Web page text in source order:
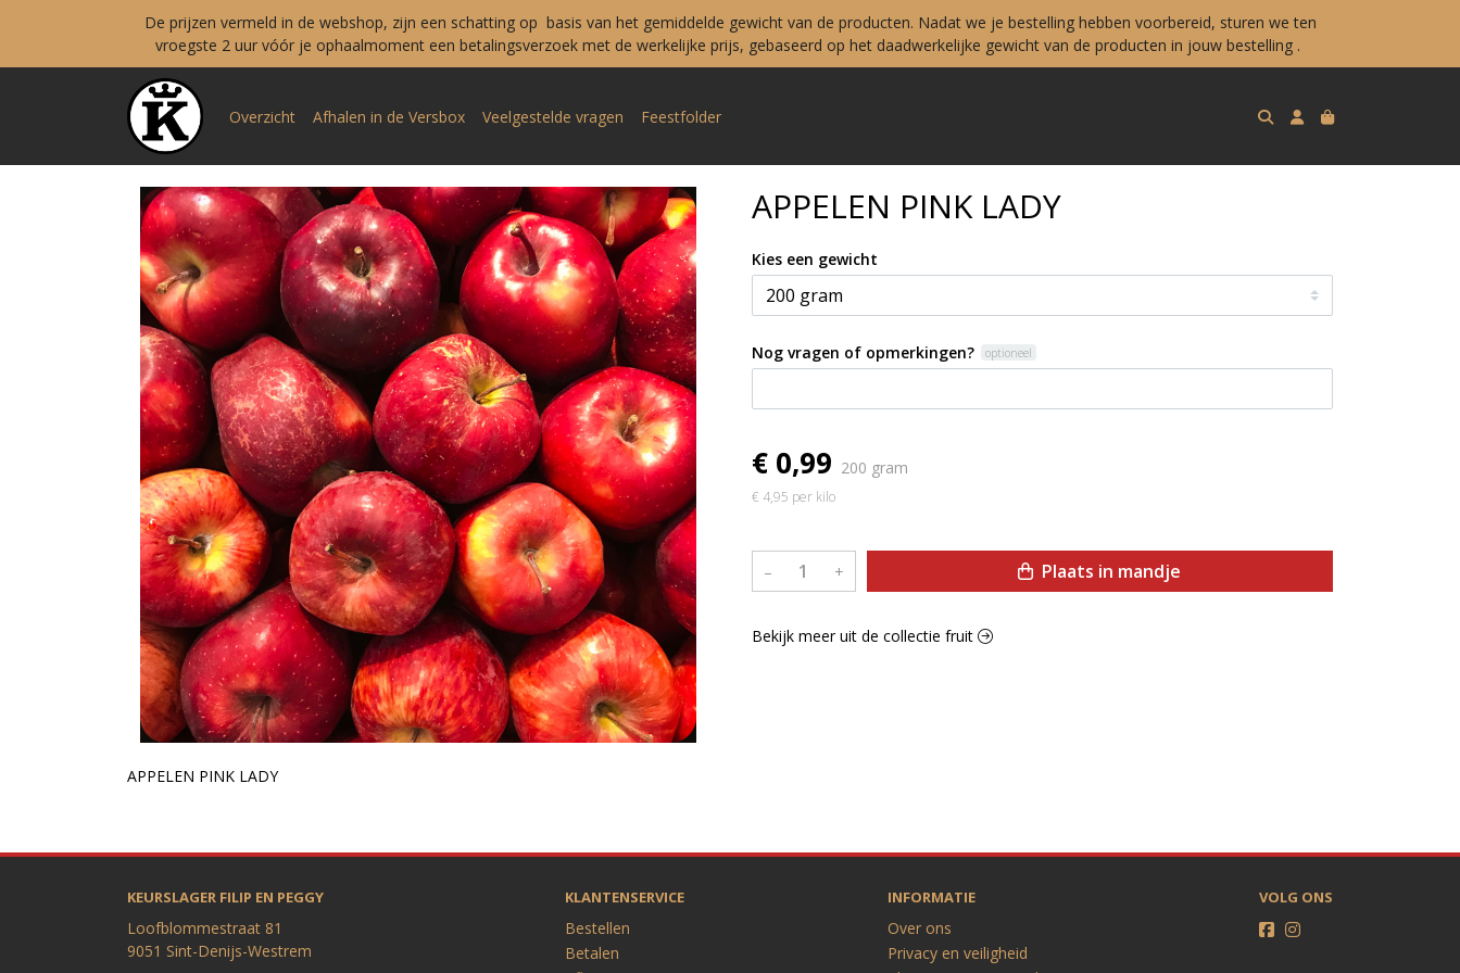
De prijzen vermeld in de webshop, zijn een schatting op basis van het gemiddelde gewicht van de producten. Nadat we je bestelling hebben voorbereid, sturen we ten
vroegste 2 uur vóór je ophaalmoment een betalingsverzoek met de werkelijke prijs, gebaseerd op het daadwerkelijke gewicht van de producten in jouw bestelling .
Overzicht Afhalen in de Versbox Veelgestelde vragen Feestfolder
APPELEN PINK LADY
APPELEN PINK LADY
Kies een gewicht
Nog vragen of opmerkingen? optioneel
€ 0,99 200 gram
€ 4,95 per kilo
– + Plaats in mandje
Bekijk meer uit de collectie fruit
KEURSLAGER FILIP EN PEGGY
Loofblommestraat 81
9051 Sint-Denijs-Westrem
KLANTENSERVICE
Bestellen
Betalen
INFORMATIE
Over ons
Privacy en veiligheid
VOLG ONS